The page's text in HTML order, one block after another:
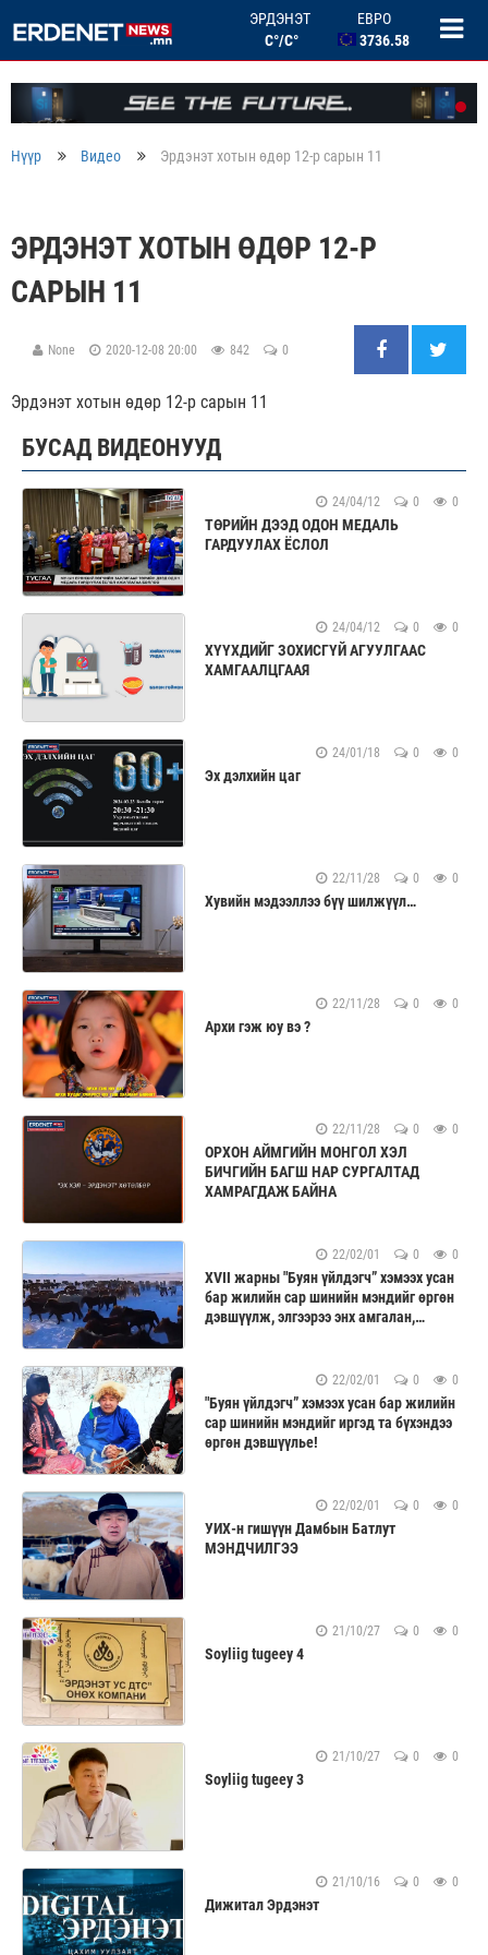
ЭРДЭНЭТ
C°/C°
ЕВРО
3736.58
БНХАУ ЮАНЬ
506.33
ОХУ РУБЛЬ
46.46
БНСУ ВОН
Нүүр Видео Эрдэнэт хотын өдөр 12-р сарын 11
ЭРДЭНЭТ ХОТЫН ӨДӨР 12-Р
САРЫН 11
None 2020-12-08 20:00 842 0
Эрдэнэт хотын өдөр 12-р сарын 11
БУСАД ВИДЕОНУУД
24/04/12 0 0
ТӨРИЙН ДЭЭД ОДОН МЕДАЛЬ
ГАРДУУЛАХ ЁСЛОЛ
24/04/12 0 0
ХҮҮХДИЙГ ЗОХИСГҮЙ АГУУЛГААС
ХАМГААЛЦГААЯ
24/01/18 0 0
Эх дэлхийн цаг
22/11/28 0 0
Хувийн мэдээллээ бүү шилжүүл…
22/11/28 0 0
Архи гэж юу вэ ?
22/11/28 0 0
ОРХОН АЙМГИЙН МОНГОЛ ХЭЛ
БИЧГИЙН БАГШ НАР СУРГАЛТАД
ХАМРАГДАЖ БАЙНА
22/02/01 0 0
XVII жарны "Буян үйлдэгч” хэмээх усан
бар жилийн сар шинийн мэндийг өргөн
дэвшүүлж, элгээрээ энх амгалан,
Сар шинэдээ сайхан шинэлээрэй.
22/02/01 0 0
"Буян үйлдэгч” хэмээх усан бар жилийн
сар шинийн мэндийг иргэд та бүхэндээ
өргөн дэвшүүльe!
22/02/01 0 0
УИХ-н гишүүн Дамбын Батлут
МЭНДЧИЛГЭЭ
21/10/27 0 0
Soyliig tugeey 4
21/10/27 0 0
Soyliig tugeey 3
21/10/16 0 0
Дижитал Эрдэнэт